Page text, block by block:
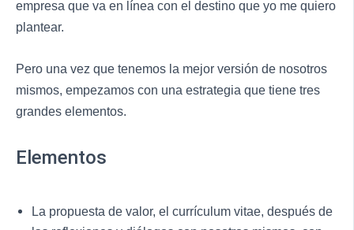
empresa que va en línea con el destino que yo me quiero
plantear.
Pero una vez que tenemos la mejor versión de nosotros
mismos, empezamos con una estrategia que tiene tres
grandes elementos.
Elementos
La propuesta de valor, el currículum vitae, después de